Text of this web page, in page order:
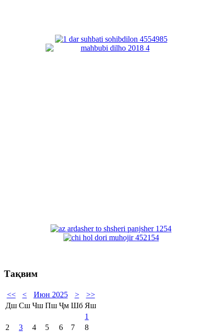
Тақвим
<< < Июн 2025 >
>>
Дш Сш Чш Пш Ҷм Шб Яш
1
2
3 4 5 6 7
8